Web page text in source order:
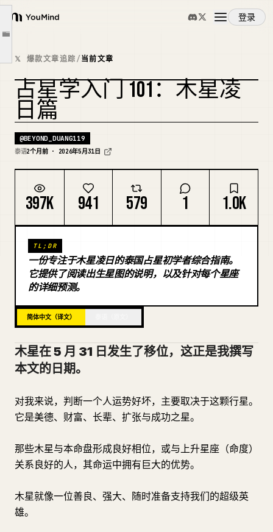
YouMind
登录
概览
使用案例
技能
提示词
定价
下载
博客
更新
文章大纲
4. 行星与宫位的简要含义
5. 简要的行星配对
𝕏 爆款文章追踪/当前文章
占星学入门 101：木星凌
日篇
@BEYOND_DUANG119
泰语2个月前 · 2026年5月31日
397K 941 579 1 1.0K
TL;DR
一份专注于木星凌日的泰国占星初学者综合指南。
它提供了阅读出生星图的说明，以及针对每个星座
的详细预测。
简体中文（译文）
木星在 5 月 31 日发生了移位，这正是我撰写
本文的日期。
对我来说，判断一个人运势好坏，主要取决于这颗行星。
它是美德、财富、长辈、扩张与成功之星。
那些木星与本命盘形成良好相位，或与上升星座（命度）
关系良好的人，其命运中拥有巨大的优势。
木星就像一位善良、强大、随时准备支持我们的超级英
雄。